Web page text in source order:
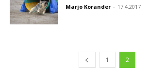
Marjo Korander - 17.4.2017
1 2